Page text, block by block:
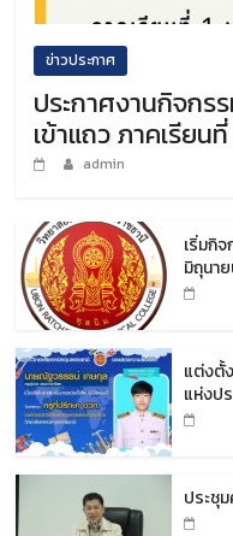
ข่าวประกาศ
ประกาศงานกิจกร
เข้าแถว ภาคเรียน
admin
เริ่มกิ
มิถุนา
แต่งตั้
แห่งป
ประชุ